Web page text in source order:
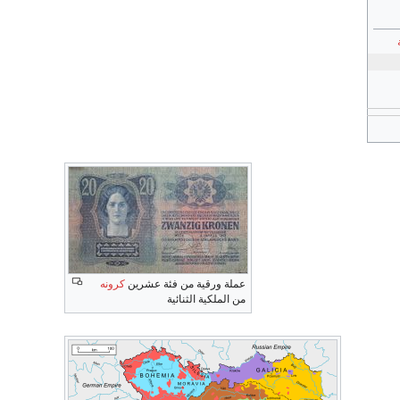
عملة ورقية من فئة عشرين كرونه
من الملكية الثنائية